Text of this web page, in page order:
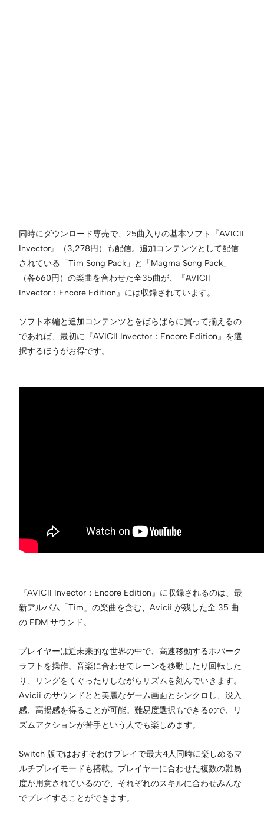
同時にダウンロード専売で、25曲入りの基本ソフト『AVICII
Invector』（3,278円）も配信。追加コンテンツとして配信
されている「Tim Song Pack」と「Magma Song Pack」
（各660円）の楽曲を合わせた全35曲が、『AVICII
Invector：Encore Edition』には収録されています。
ソフト本編と追加コンテンツとをばらばらに買って揃えるの
であれば、最初に『AVICII Invector：Encore Edition』を選
択するほうがお得です。
『AVICII Invector：Encore Edition』に収録されるのは、最
新アルバム「Tim」の楽曲を含む、Avicii が残した全 35 曲
の EDM サウンド。
プレイヤーは近未来的な世界の中で、高速移動するホバーク
ラフトを操作。音楽に合わせてレーンを移動したり回転した
り、リングをくぐったりしながらリズムを刻んでいきます。
Avicii のサウンドとと美麗なゲーム画面とシンクロし、没入
感、高揚感を得ることが可能。難易度選択もできるので、リ
ズムアクションが苦手という人でも楽しめます。
Switch 版ではおすそわけプレイで最大4人同時に楽しめるマ
ルチプレイモードも搭載。プレイヤーに合わせた複数の難易
度が用意されているので、それぞれのスキルに合わせみんな
でプレイすることができます。